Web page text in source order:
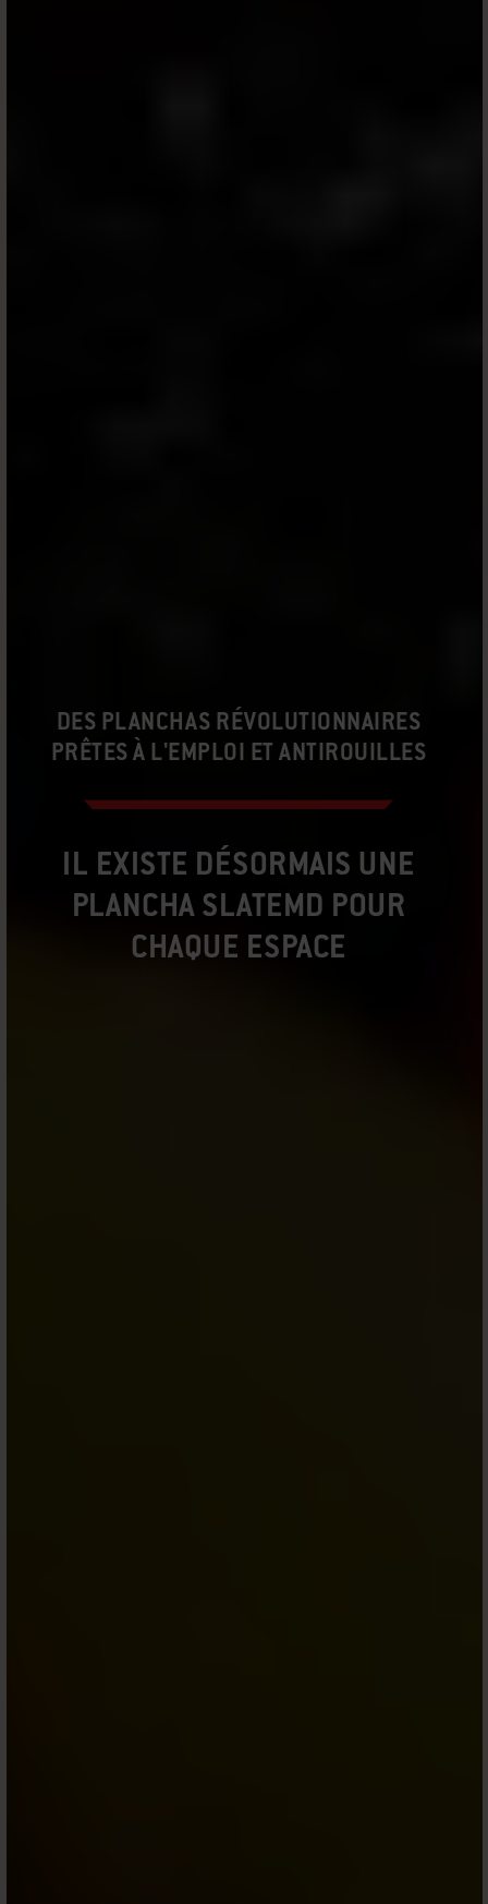
DES PLANCHAS RÉVOLUTIONNAIRES
PRÊTES À L'EMPLOI ET ANTIROUILLES
IL EXISTE DÉSORMAIS UNE
PLANCHA SLATEMD POUR
CHAQUE ESPACE